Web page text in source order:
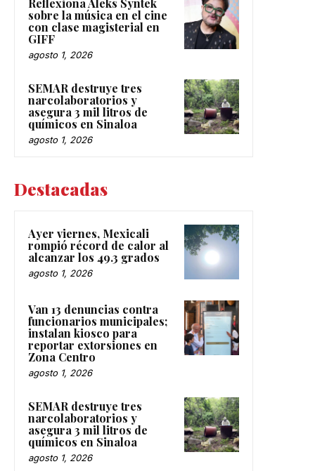
Reflexiona Aleks Syntek
sobre la música en el cine
con clase magisterial en
GIFF
agosto 1, 2026
SEMAR destruye tres
narcolaboratorios y
asegura 3 mil litros de
químicos en Sinaloa
agosto 1, 2026
Destacadas
Ayer viernes, Mexicali
rompió récord de calor al
alcanzar los 49.3 grados
agosto 1, 2026
Van 13 denuncias contra
funcionarios municipales;
instalan kiosco para
reportar extorsiones en
Zona Centro
agosto 1, 2026
SEMAR destruye tres
narcolaboratorios y
asegura 3 mil litros de
químicos en Sinaloa
agosto 1, 2026